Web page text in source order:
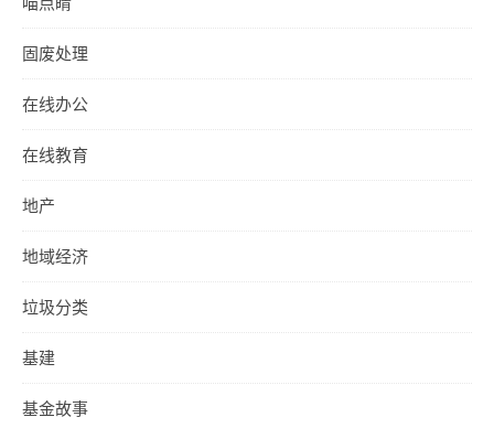
固废处理
在线办公
在线教育
地产
地域经济
垃圾分类
基建
基金故事